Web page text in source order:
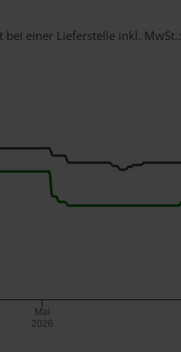
einer Lieferstelle inkl. MwSt.:
Mai
2026